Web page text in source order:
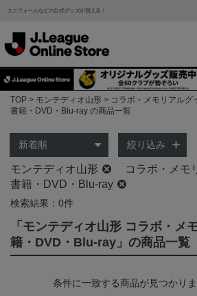
ユニフォームなどの公式グッズが買える！
TOP モンテディオ山形
コラボ・メモリアルグ
書籍・DVD・Blu-ray の商品一覧
絞り込み
モンテディオ山形
コラボ・メモ
書籍・DVD・Blu-ray
検索結果：0件
「モンテディオ山形 コラボ・メ
籍・DVD・Blu-ray」の商品一覧
条件に一致する商品が見つかりま